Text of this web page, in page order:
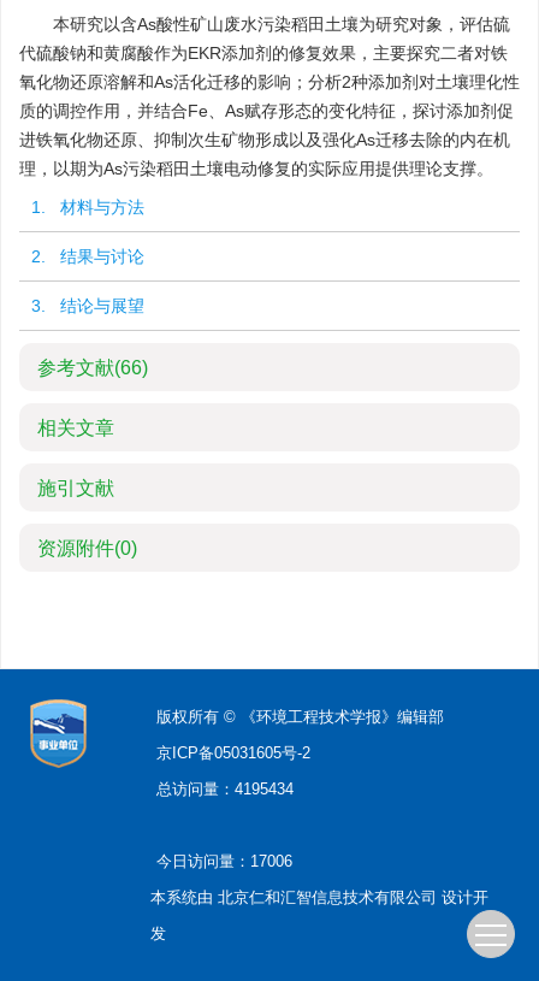
本研究以含As酸性矿山废水污染稻田土壤为研究对象，评估硫
代硫酸钠和黄腐酸作为EKR添加剂的修复效果，主要探究二者对铁
氧化物还原溶解和As活化迁移的影响；分析2种添加剂对土壤理化性
质的调控作用，并结合Fe、As赋存形态的变化特征，探讨添加剂促
进铁氧化物还原、抑制次生矿物形成以及强化As迁移去除的内在机
理，以期为As污染稻田土壤电动修复的实际应用提供理论支撑。
1. 材料与方法
2. 结果与讨论
3. 结论与展望
参考文献(66)
相关文章
施引文献
资源附件(0)
版权所有 © 《环境工程技术学报》编辑部
京ICP备05031605号-2
总访问量： 4195434
今日访问量： 17006
本系统由 北京仁和汇智信息技术有限公司 设计开
发